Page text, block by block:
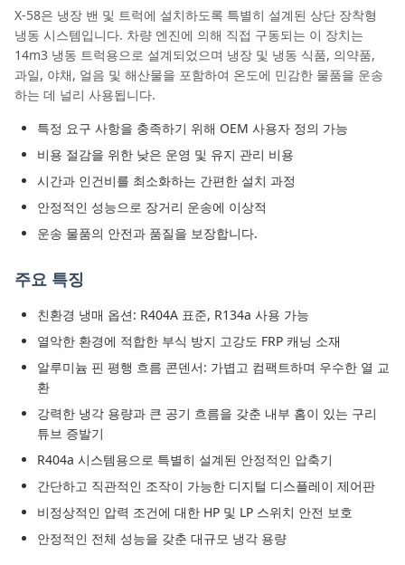
X-58은 냉장 밴 및 트럭에 설치하도록 특별히 설계된 상단 장착형
냉동 시스템입니다. 차량 엔진에 의해 직접 구동되는 이 장치는
14m3 냉동 트럭용으로 설계되었으며 냉장 및 냉동 식품, 의약품,
과일, 야채, 얼음 및 해산물을 포함하여 온도에 민감한 물품을 운송
하는 데 널리 사용됩니다.
특정 요구 사항을 충족하기 위해 OEM 사용자 정의 가능
비용 절감을 위한 낮은 운영 및 유지 관리 비용
시간과 인건비를 최소화하는 간편한 설치 과정
안정적인 성능으로 장거리 운송에 이상적
운송 물품의 안전과 품질을 보장합니다.
주요 특징
친환경 냉매 옵션: R404A 표준, R134a 사용 가능
열악한 환경에 적합한 부식 방지 고강도 FRP 캐닝 소재
알루미늄 핀 평행 흐름 콘덴서: 가볍고 컴팩트하며 우수한 열 교
환
강력한 냉각 용량과 큰 공기 흐름을 갖춘 내부 홈이 있는 구리
튜브 증발기
R404a 시스템용으로 특별히 설계된 안정적인 압축기
간단하고 직관적인 조작이 가능한 디지털 디스플레이 제어판
비정상적인 압력 조건에 대한 HP 및 LP 스위치 안전 보호
안정적인 전체 성능을 갖춘 대규모 냉각 용량